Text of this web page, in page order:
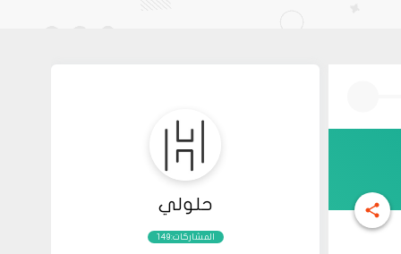
حلولي
المشاركات:149